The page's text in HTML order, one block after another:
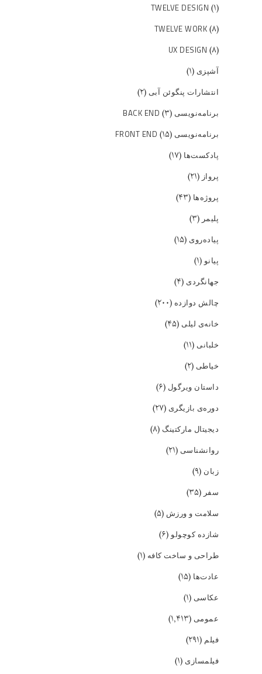
TWELVE DESIGN (۱)
TWELVE WORK (۸)
UX DESIGN (۸)
آشپزی (۱)
انتشارات پنگوئن آبی (۲)
برنامه‌نویسی BACK END (۳)
برنامه‌نویسی FRONT END (۱۵)
پادکست‌ها (۱۷)
پرواز (۲۱)
پروژه‌ها (۴۳)
پلیمر (۳)
پیاده‌روی (۱۵)
پیانو(۱)
جهانگردی (۴)
چالش دوازده (۲۰۰)
خانه‌ی لیلی (۴۵)
خلبانی (۱۱)
خیاطی (۲)
داستان ویرگول (۶)
دوره‌ی بازیگری (۲۷)
دیجیتال مارکتینگ (۸)
روانشناسی (۲۱)
زبان (۹)
سفر (۳۵)
سلامت و ورزش (۵)
شازده کوچولو(۶)
طراحی و ساخت کافه (۱)
عادت‌ها (۱۵)
عکاسی (۱)
عمومی (۱,۴۱۳)
فیلم (۲۹۱)
فیلمسازی (۱)